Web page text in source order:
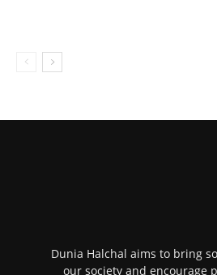
Dunia Halchal aims to bring
our society and encourage